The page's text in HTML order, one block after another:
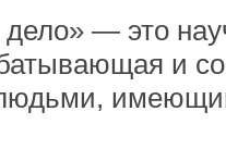
дело» — это
и